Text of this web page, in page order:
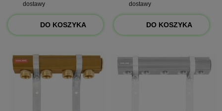
dostawy
DO KOSZYKA
dostawy
DO KOSZYKA